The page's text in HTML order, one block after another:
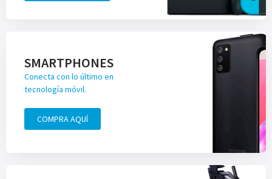
SMARTPHONES
Conecta con lo último en
tecnología móvil.
COMPRA AQUÍ